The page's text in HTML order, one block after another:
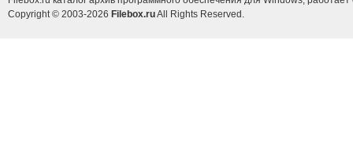
Copyright © 2003-2026 Filebox.ruAll Rights Reserved.